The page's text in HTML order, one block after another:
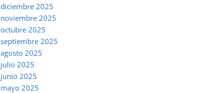
diciembre 2025
noviembre 2025
octubre 2025
septiembre 2025
agosto 2025
julio 2025
junio 2025
mayo 2025